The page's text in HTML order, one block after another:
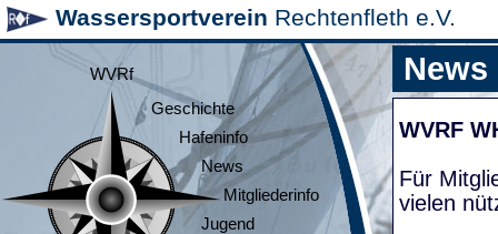
Wassersportverein Rechtenfleth e.V.
WVRf
Geschichte
Hafeninfo
News
Mitgliederinfo
Jugend
News
WVRF
Für
vielen